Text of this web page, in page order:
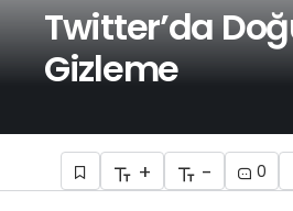
Twitter’da
Gizleme
+ - 0